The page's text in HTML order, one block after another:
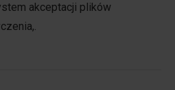
akceptacji plików